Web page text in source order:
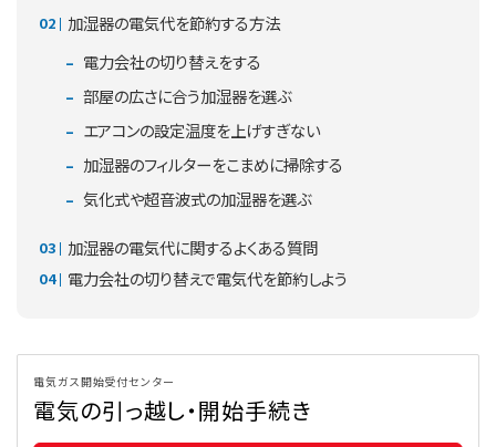
加湿器の電気代を節約する方法
電力会社の切り替えをする
部屋の広さに合う加湿器を選ぶ
エアコンの設定温度を上げすぎない
加湿器のフィルターをこまめに掃除する
気化式や超音波式の加湿器を選ぶ
加湿器の電気代に関するよくある質問
電力会社の切り替えで電気代を節約しよう
電気ガス開始受付センター
電気の引っ越し・開始手続き